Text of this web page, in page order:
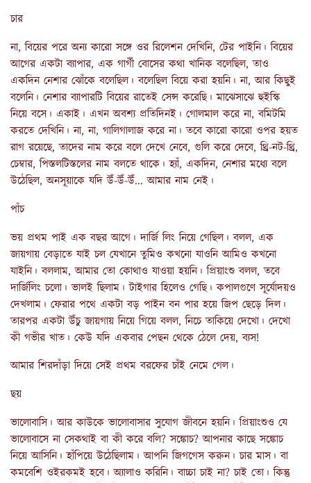
চার
না, বিয়ের পরে অন্য কারো সঙ্গে ওর রিলেশন দেখিনি, টের পাইনি। বিয়ের
আগের একটা ব্যাপার, এক গার্গী বোসের কথা খানিক বলেছিল, তাও
একদিন নেশার ঝোঁকে বলেছিল। বলেছিল বিয়ে করা হয়নি। না, আর কিছুই
বলেনি। নেশার ব্যাপারটি বিয়ের রাতেই সেন্স করেছি। মাঝেসাঝে হুইস্কি
নিয়ে বসে। একাই। এখন অবশ্য প্রতিদিনই। গোলমাল করে না, বমিটমি
করতে দেখিনি। না, না, গালিগালাজ করে না। তবে কারো কারো ওপর হয়ত
রাগ রয়েছে, তাদের নাম করে বলে দেখে নেবে, গুলি করে দেবে, থ্রি-নট-থ্রি,
চেম্বার, পিস্তলটিস্তলের নাম বলতে থাকে। হ্যাঁ, একদিন, নেশার মধ্যে বলে
উঠেছিল, অনসূয়াকে যদি উঁ-উঁ-উঁ... আমার নাম নেই।
পাঁচ
ভয় প্রথম পাই এক বছর আগে। দার্জি লিং নিয়ে গেছিল। বলল, এক
জায়গায় বেড়াতে যাই চল যেখানে তুমিও কখনো যাওনি আমিও কখনো
যাইনি। বললাম, আমার তো কোথাও যাওয়া হয়নি। প্রিয়াংশু বলল, তবে
দার্জিলিং চলো। ভালই ছিলাম। টাইগার হিলেও গেছি। কপালগুণে সূর্যোদয়ও
দেখলাম। ফেরার পথে একটা বড় পাইন বন পার হয়ে জিপ ছেড়ে দিল।
তারপর একটা উঁচু জায়গায় নিয়ে গিয়ে বলল, নিচে তাকিয়ে দেখো। দেখো
কী গভীর খাত। কেউ যদি একবার পেছন থেকে ঠেলে দেয়, ব্যস!
আমার শিরদাঁড়া দিয়ে সেই প্রথম বরফের চাঁই নেমে গেল।
ছয়
ভালোবাসি। আর কাউকে ভালোবাসার সুযোগ জীবনে হয়নি। প্রিয়াংশুও যে
ভালোবাসে না সেকথাই বা কী করে বলি? সঙ্কোচ? আপনার কাছে সঙ্কোচ
নিয়ে আসিনি। হাঁপিয়ে উঠেছিলাম। আপনি জিগগেস করুন। চার মাস। বা
কমবেশি ওইরকমই হবে। অ্যালাও করিনি। বাচ্চা চাই না? চাই তো। কিন্তু